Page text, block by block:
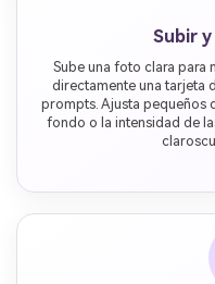
Subir
Sube una foto clara para
directamente una tarjeta
prompts. Ajusta pequeños
fondo o la intensidad de